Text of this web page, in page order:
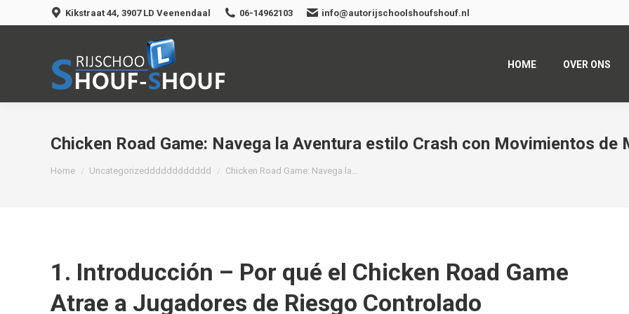
Kikstraat 44, 3907 LD Veenendaal 06-14962103 info@autorijschoolshoufshouf.nl
HOME OVER ONS
Chicken Road Game: Navega la Aventura estilo Crash con Movimientos
Je bent hier:
Home Uncategorizedddddddddddd Chicken Road Game: Navega la…
1. Introducción – Por qué el Chicken Road Game
Atrae a Jugadores de Riesgo Controlado